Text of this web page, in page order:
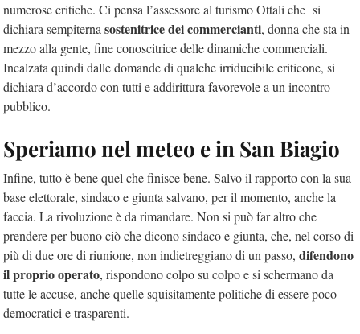
numerose critiche. Ci pensa l’assessore al turismo Ottali che si
dichiara sempiternasostenitrice dei commercianti, donna che sta in
mezzo alla gente, fine conoscitrice delle dinamiche commerciali.
Incalzata quindi dalle domande di qualche irriducibile criticone, si
dichiara d’accordo con tutti e addirittura favorevole a un incontro
pubblico.
Speriamo nel meteo e in San Biagio
Infine, tutto è bene quel che finisce bene. Salvo il rapporto con la sua
base elettorale, sindaco e giunta salvano, per il momento, anche la
faccia. La rivoluzione è da rimandare. Non si può far altro che
prendere per buono ciò che dicono sindaco e giunta, che, nel corso di
più di due ore di riunione, non indietreggiano di un passo, difendono
il proprio operato, rispondono colpo su colpo e si schermano da
tutte le accuse, anche quelle squisitamente politiche di essere poco
democratici e trasparenti.